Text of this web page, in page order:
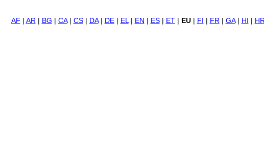
AF AR| BG CA| CS| DA| DE| EL| EN ES| ET| EU| FI FR| GA| HI